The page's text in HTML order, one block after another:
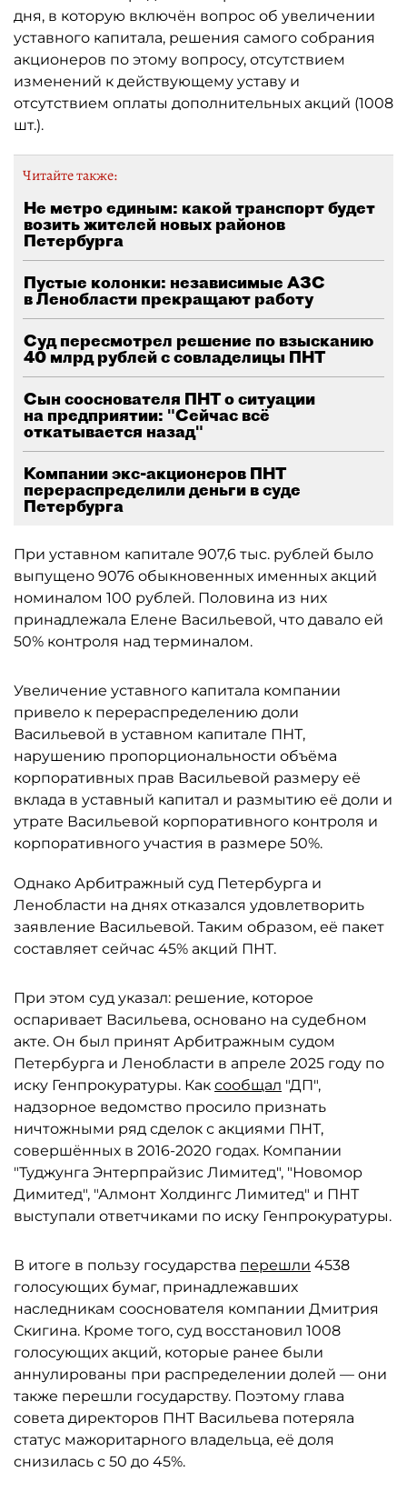
дня, в которую включён вопрос об увеличении
уставного капитала, решения самого собрания
акционеров по этому вопросу, отсутствием
изменений к действующему уставу и
отсутствием оплаты дополнительных акций (1008
шт.).
Читайте также:
Не метро единым: какой транспорт будет
возить жителей новых районов
Петербурга
Пустые колонки: независимые АЗС
в Ленобласти прекращают работу
Суд пересмотрел решение по взысканию
40 млрд рублей с совладелицы ПНТ
Сын сооснователя ПНТ о ситуации
на предприятии: "Сейчас всё
откатывается назад"
Компании экс-акционеров ПНТ
перераспределили деньги в суде
Петербурга
При уставном капитале 907,6 тыс. рублей было
выпущено 9076 обыкновенных именных акций
номиналом 100 рублей. Половина из них
принадлежала Елене Васильевой, что давало ей
50% контроля над терминалом.
Увеличение уставного капитала компании
привело к перераспределению доли
Васильевой в уставном капитале ПНТ,
нарушению пропорциональности объёма
корпоративных прав Васильевой размеру её
вклада в уставный капитал и размытию её доли и
утрате Васильевой корпоративного контроля и
корпоративного участия в размере 50%.
Однако Арбитражный суд Петербурга и
Ленобласти на днях отказался удовлетворить
заявление Васильевой. Таким образом, её пакет
составляет сейчас 45% акций ПНТ.
При этом суд указал: решение, которое
оспаривает Васильева, основано на судебном
акте. Он был принят Арбитражным судом
Петербурга и Ленобласти в апреле 2025 году по
иску Генпрокуратуры. Как сообщал "ДП",
надзорное ведомство просило признать
ничтожными ряд сделок с акциями ПНТ,
совершённых в 2016-2020 годах. Компании
"Туджунга Энтерпрайзис Лимитед", "Новомор
Димитед", "Алмонт Холдингс Лимитед" и ПНТ
выступали ответчиками по иску Генпрокуратуры.
В итоге в пользу государства перешли 4538
голосующих бумаг, принадлежавших
наследникам сооснователя компании Дмитрия
Скигина. Кроме того, суд восстановил 1008
голосующих акций, которые ранее были
аннулированы при распределении долей — они
также перешли государству. Поэтому глава
совета директоров ПНТ Васильева потеряла
статус мажоритарного владельца, её доля
снизилась с 50 до 45%.